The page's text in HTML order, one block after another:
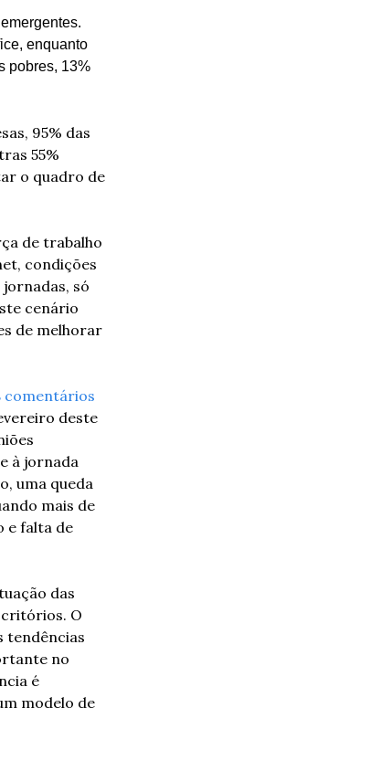
enquanto
pobres, 13%
95% das
55%
o quadro de
de trabalho
condições
só
cenário
de melhorar
comentários
deste
e à jornada
uma queda
mais de
e falta de
das
O
tendências
no
é
modelo de